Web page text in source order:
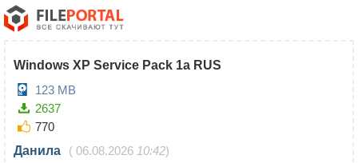
Windows XP Service Pack 1а RUS
123 MB
2637
770
Данила
( 06.08.2026 10:42)